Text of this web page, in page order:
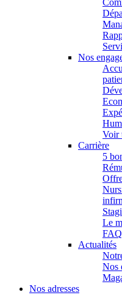
Nos
Voir
Carrière
5
Le
FAQ
Actualités
Nos
Nos adresses